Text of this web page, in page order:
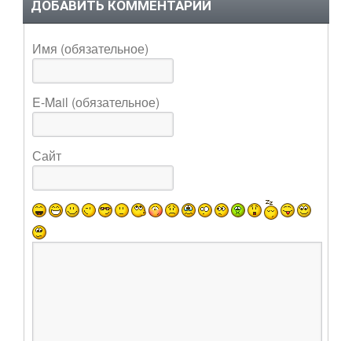
ДОБАВИТЬ КОММЕНТАРИЙ
Имя (обязательное)
E-Mail (обязательное)
Сайт